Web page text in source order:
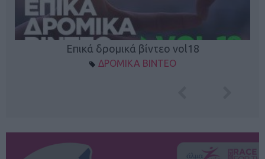
Επικά δρομικά βίντεο vol18
ΔΡΟΜΙΚΑ ΒΙΝΤΕΟ